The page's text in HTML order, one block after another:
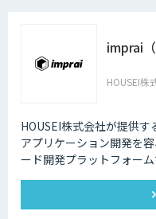
imprai
HOUSEI株
HOUSEI株式会社が提供
アプリケーション開発を
ード開発プラットフォーム